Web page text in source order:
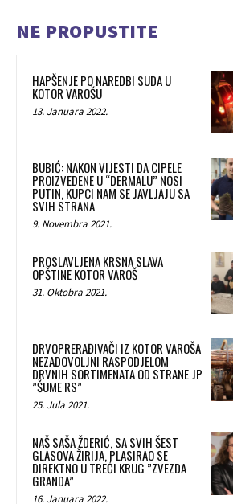
NE PROPUSTITE
HAPŠENJE PO NAREDBI SUDA U
KOTOR VAROŠU
13. Januara 2022.
BUBIĆ: NAKON VIJESTI DA CIPELE
PROIZVEDENE U “DERMALU” NOSI
PUTIN, KUPCI NAM SE JAVLJAJU SA
SVIH STRANA
9. Novembra 2021.
PROSLAVLJENA KRSNA SLAVA
OPŠTINE KOTOR VAROŠ
31. Oktobra 2021.
DRVOPRERAĐIVAČI IZ KOTOR VAROŠA
NEZADOVOLJNI RASPODJELOM
DRVNIH SORTIMENATA OD STRANE JP
”ŠUME RS”
25. Jula 2021.
NAŠ SAŠA ŽDERIĆ, SA SVIH ŠEST
GLASOVA ŽIRIJA, PLASIRAO SE
DIREKTNO U TREĆI KRUG ”ZVEZDA
GRANDA”
16. Januara 2022.